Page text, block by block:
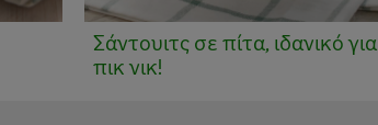
Σάντουιτς σε πίτα, ιδανικό για
πικ νικ!